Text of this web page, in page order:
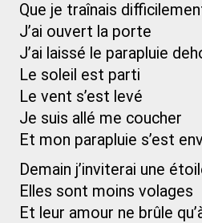
Que je traînais
J’ai ouvert la porte
J’ai laissé le parapluie
Le soleil est parti
Le vent s’est levé
Je suis allé me coucher
Et mon parapluie s’est
Demain j’inviterai une
Elles sont moins volages
Et leur amour ne brûle